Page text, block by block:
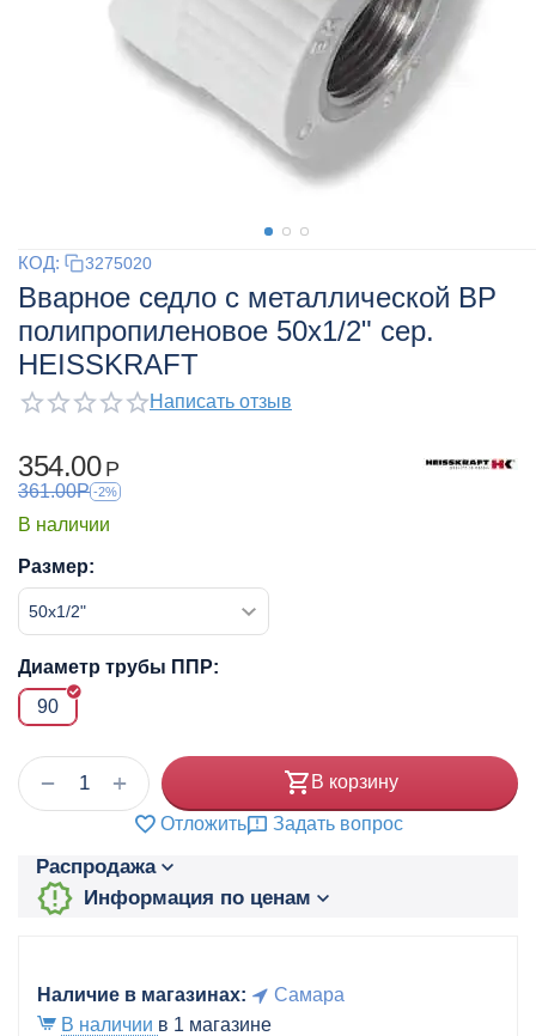
КОД: 3275020
Вварное седло с металлической ВР
полипропиленовое 50x1/2" сер.
HEISSKRAFT
Написать отзыв
354.00 Р
361.00Р -2%
В наличии
Размер:
Диаметр трубы ППР:
90
+
− В корзину
Отложить Задать вопрос
Распродажа
Информация по ценам
Наличие в магазинах:
Самара
В наличии в 1 магазине